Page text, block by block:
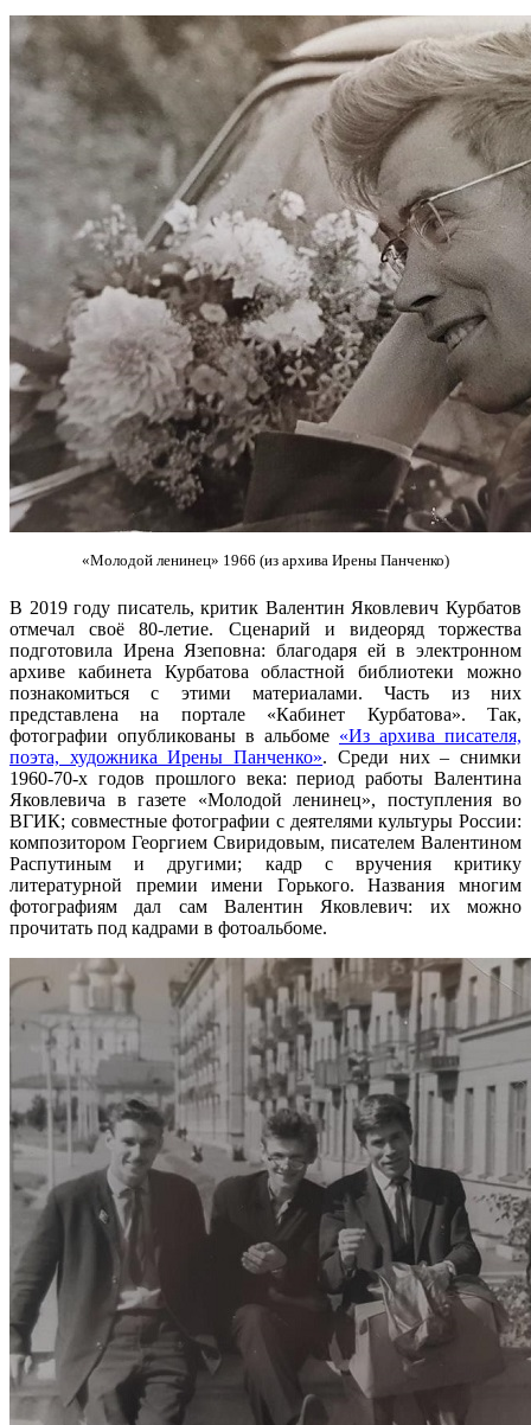
«Молодой ленинец» 1966 (из архива Ирены Панченко)
В 2019 году писатель, критик Валентин Яковлевич Курбатов
отмечал своё 80-летие. Сценарий и видеоряд торжества
подготовила Ирена Язеповна: благодаря ей в электронном
архиве кабинета Курбатова областной библиотеки можно
познакомиться с этими материалами. Часть из них
представлена на портале «Кабинет Курбатова». Так,
фотографии опубликованы в альбоме «Из архива писателя,
поэта, художника Ирены Панченко». Среди них – снимки
1960-70-х годов прошлого века: период работы Валентина
Яковлевича в газете «Молодой ленинец», поступления во
ВГИК; совместные фотографии с деятелями культуры России:
композитором Георгием Свиридовым, писателем Валентином
Распутиным и другими; кадр с вручения критику
литературной премии имени Горького. Названия многим
фотографиям дал сам Валентин Яковлевич: их можно
прочитать под кадрами в фотоальбоме.